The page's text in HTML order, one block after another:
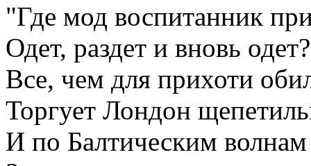
"Где мод воспитанник
Одет, раздет и вновь одет?
Все, чем для прихоти
Торгует Лондон
И по Балтическим волнам